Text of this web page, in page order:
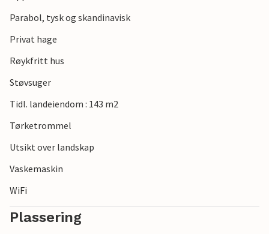
Parabol, tysk og skandinavisk
Privat hage
Røykfritt hus
Støvsuger
Tidl. landeiendom : 143 m2
Tørketrommel
Utsikt over landskap
Vaskemaskin
WiFi
Plassering